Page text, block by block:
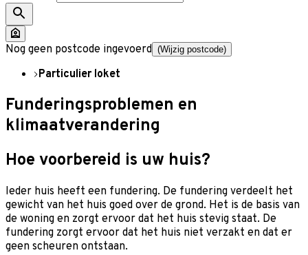
Nog geen postcode ingevoerd (Wijzig postcode)
Particulier loket
Funderingsproblemen en
klimaatverandering
Hoe voorbereid is uw huis?
Ieder huis heeft een fundering. De fundering verdeelt het
gewicht van het huis goed over de grond. Het is de basis van
de woning en zorgt ervoor dat het huis stevig staat. De
fundering zorgt ervoor dat het huis niet verzakt en dat er
geen scheuren ontstaan.